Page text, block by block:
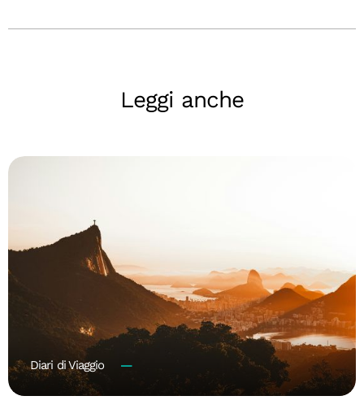
Leggi anche
Diari di Viaggio